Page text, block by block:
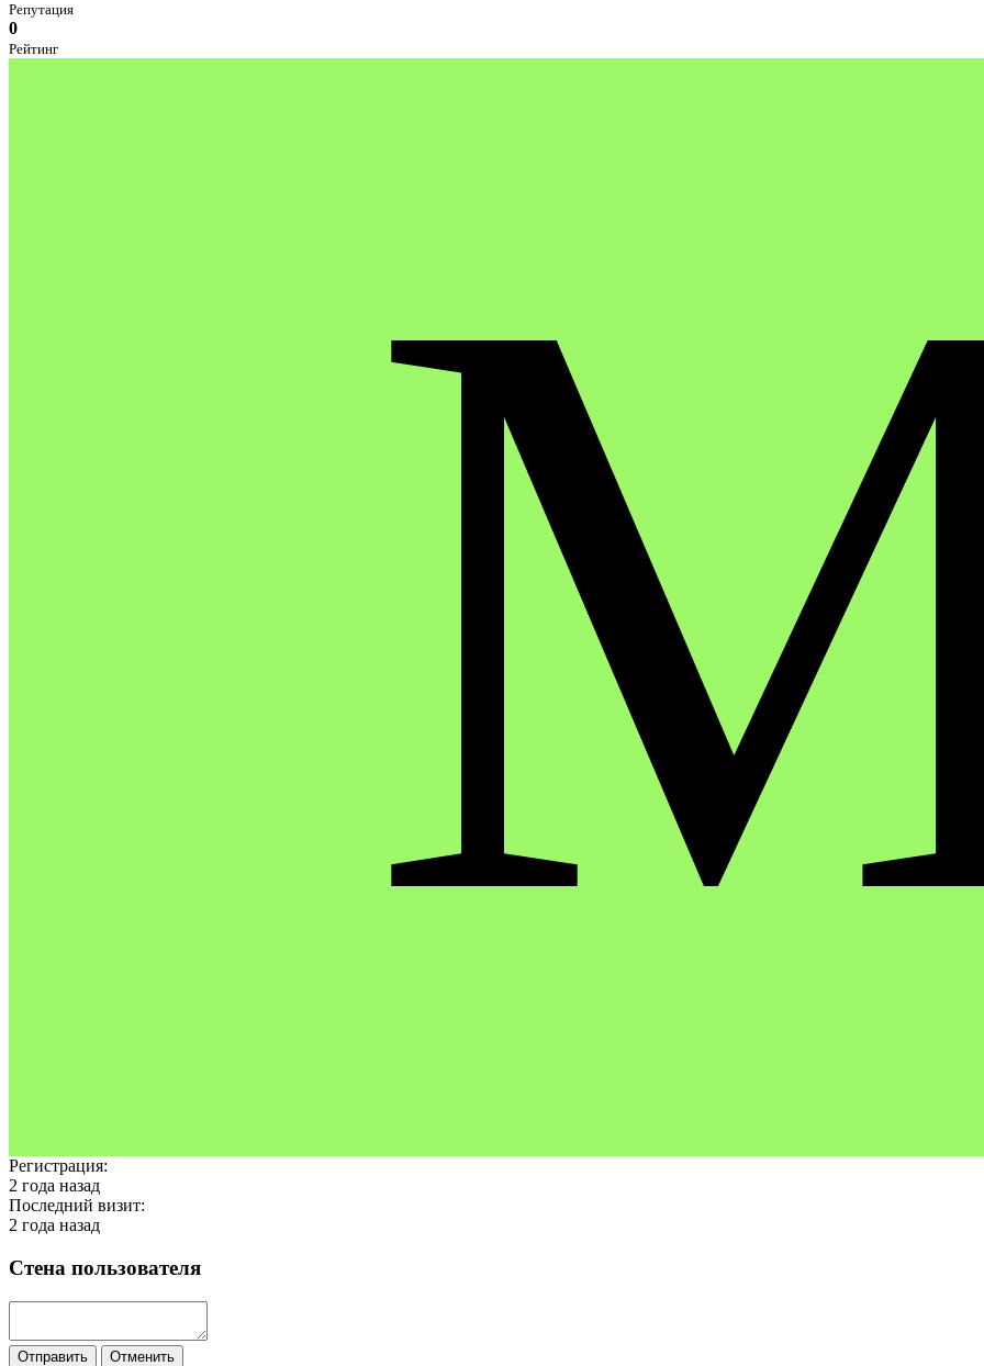
Репутация
0
Рейтинг
Регистрация:
2 года назад
Последний визит:
2 года назад
Стена пользователя
Отправить Отменить